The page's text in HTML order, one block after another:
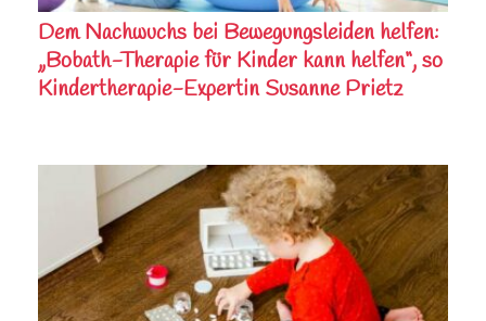
Dem Nachwuchs bei Bewegungsleiden helfen:
„Bobath-Therapie für Kinder kann helfen“, so
Kindertherapie-Expertin Susanne Prietz